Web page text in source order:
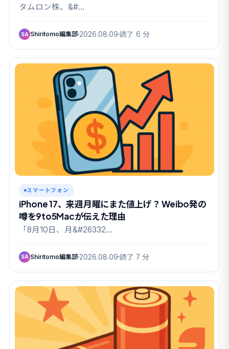
タムロン株、&#…
SA Shiritomo編集部 2026.08.09 読了 6 分
スマートフォン
iPhone 17、来週月曜にまた値上げ？ Weibo発の
噂を9to5Macが伝えた理由
「8月10日、月&#26332…
SA Shiritomo編集部 2026.08.09 読了 7 分